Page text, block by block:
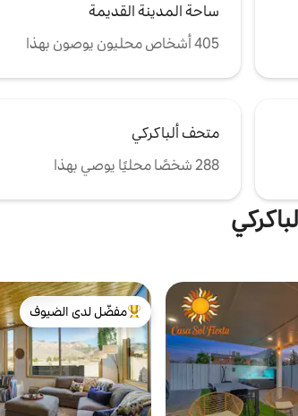
ساحة المدينة القديمة
405 أشخاص محليون يوصون بهذا
متحف ألباكركي
288 شخصًا محليًا يوصي بهذا
من أبرز البيوت المفضّلة
مفضّل لدى الضيوف